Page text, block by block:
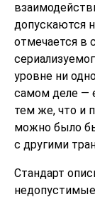
допускаются
отмечается в
уровне ни
самом деле —
тем же, что и
можно было
с другими
Стандарт
недопустимые